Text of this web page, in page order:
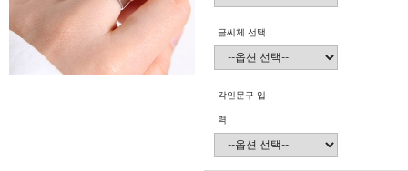
글씨체 선택
각인문구 입
력